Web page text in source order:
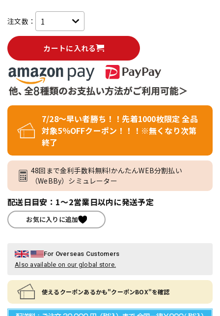
注文数：
カートに入れる
7/28～早い者勝ち！！先着1000枚限定 全品
対象5％OFFクーポン！！！※無くなり次第
終了
48回まで金利手数料無料!かんたんWEB分割払い
（WeBBy）シミュレーター
配送日目安：1～2営業日以内に発送予定
お気に入りに追加
For Overseas Customers
Also available on our global store.
使えるクーポンあるかも"クーポンBOX"を確認